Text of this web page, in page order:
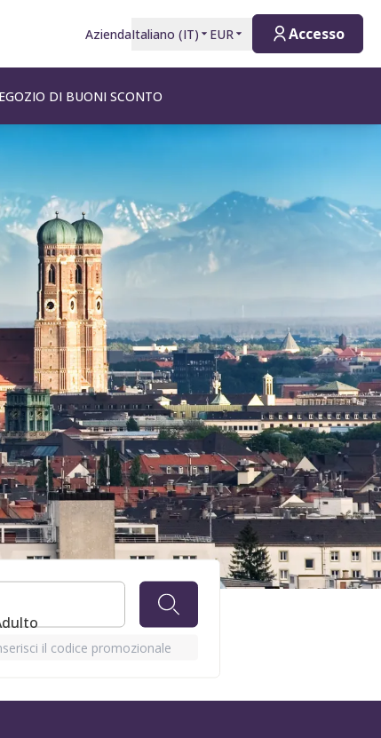
AziendaItaliano (IT) EUR Accesso
DI BUONI SCONTO
il codice promozionale